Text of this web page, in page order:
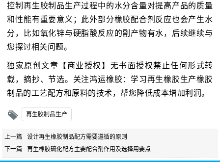
控制再生胶制品生产过程中的水分含量对提高产品的质量
和性能有重要意义；此外部分橡胶配合剂反应也会产生水
分，比如氧化锌与硬脂酸反应的副产物有水，后续继续与
您探讨相关问题。
独家原创文章【商业授权】无书面授权禁止任何形式转
载，摘抄、节选。关注鸿运橡胶：学习再生橡胶生产橡胶
制品的工艺配方和原料的技术，帮您降低成本增加利润。
再生胶制品生产
上一篇
设计再生橡胶制品配方需要遵循的原则
下一篇
再生橡胶硫化配方主要配合剂作用及选择用要点